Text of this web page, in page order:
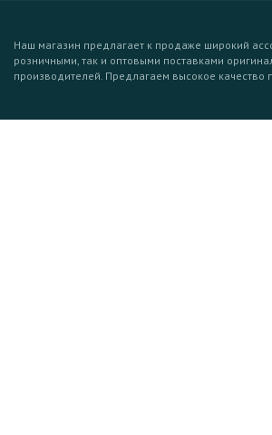
Наш магазин предлагает к продаже широкий
розничными, так и оптовыми поставками
производителей. Предлагаем высокое